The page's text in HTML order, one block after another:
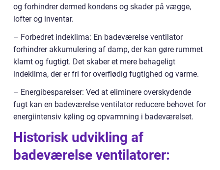
og forhindrer dermed kondens og skader på vægge,
lofter og inventar.
– Forbedret indeklima: En badeværelse ventilator
forhindrer akkumulering af damp, der kan gøre rummet
klamt og fugtigt. Det skaber et mere behageligt
indeklima, der er fri for overflødig fugtighed og varme.
– Energibesparelser: Ved at eliminere overskydende
fugt kan en badeværelse ventilator reducere behovet for
energiintensiv køling og opvarmning i badeværelset.
Historisk udvikling af
badeværelse ventilatorer: